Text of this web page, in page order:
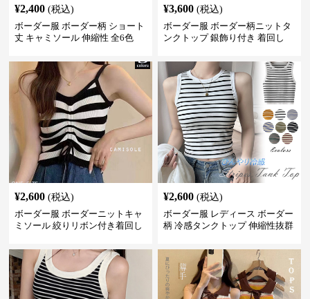
¥2,400 (税込)
ボーダー服 ボーダー柄 ショート
丈 キャミソール 伸縮性 全6色
¥3,600 (税込)
ボーダー服 ボーダー柄ニットタ
ンクトップ 銀飾り付き 着回し
¥2,600 (税込)
ボーダー服 ボーダーニットキャ
ミソール 絞りリボン付き着回し
¥2,600 (税込)
ボーダー服 レディース ボーダー
柄 冷感タンクトップ 伸縮性抜群